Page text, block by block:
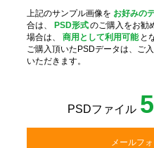
上記のサンプル画像を お好みの
合は、
PSD形式のご購入をお勧
場合は、
商用として利用可能 と
ご購入頂いたPSDデータは、ご
いただきます。
PSDファイル
メールフ